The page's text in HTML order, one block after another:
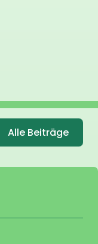
Alle Beiträge